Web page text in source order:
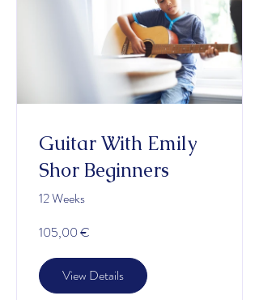
Guitar With Emily
Shor Beginners
12 Weeks
105,00 €
View Details